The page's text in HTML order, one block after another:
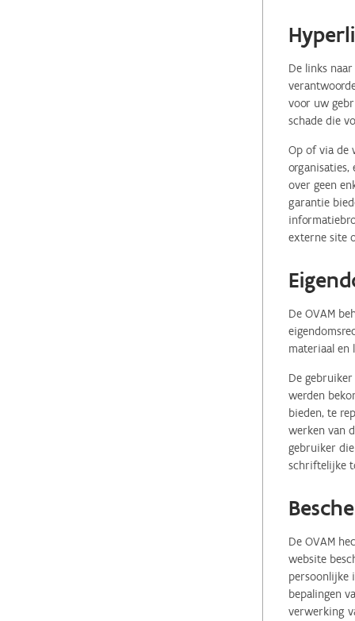
De links
voor uw
schade die
Op of via de
organisaties,
over geen
garantie
externe site
De OVAM
materiaal en
De
werden
bieden, te
werken van
gebruiker
schriftelijke
De OVAM
website
persoonlijke
bepalingen
verwerking